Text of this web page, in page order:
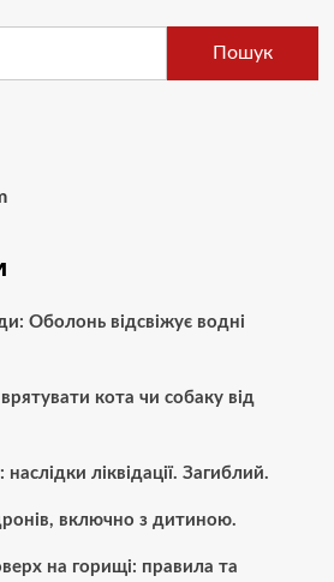
Пошук
Оболонь відсвіжує водні
кота чи собаку від
ліквідації. Загиблий.
включно з дитиною.
на горищі: правила та